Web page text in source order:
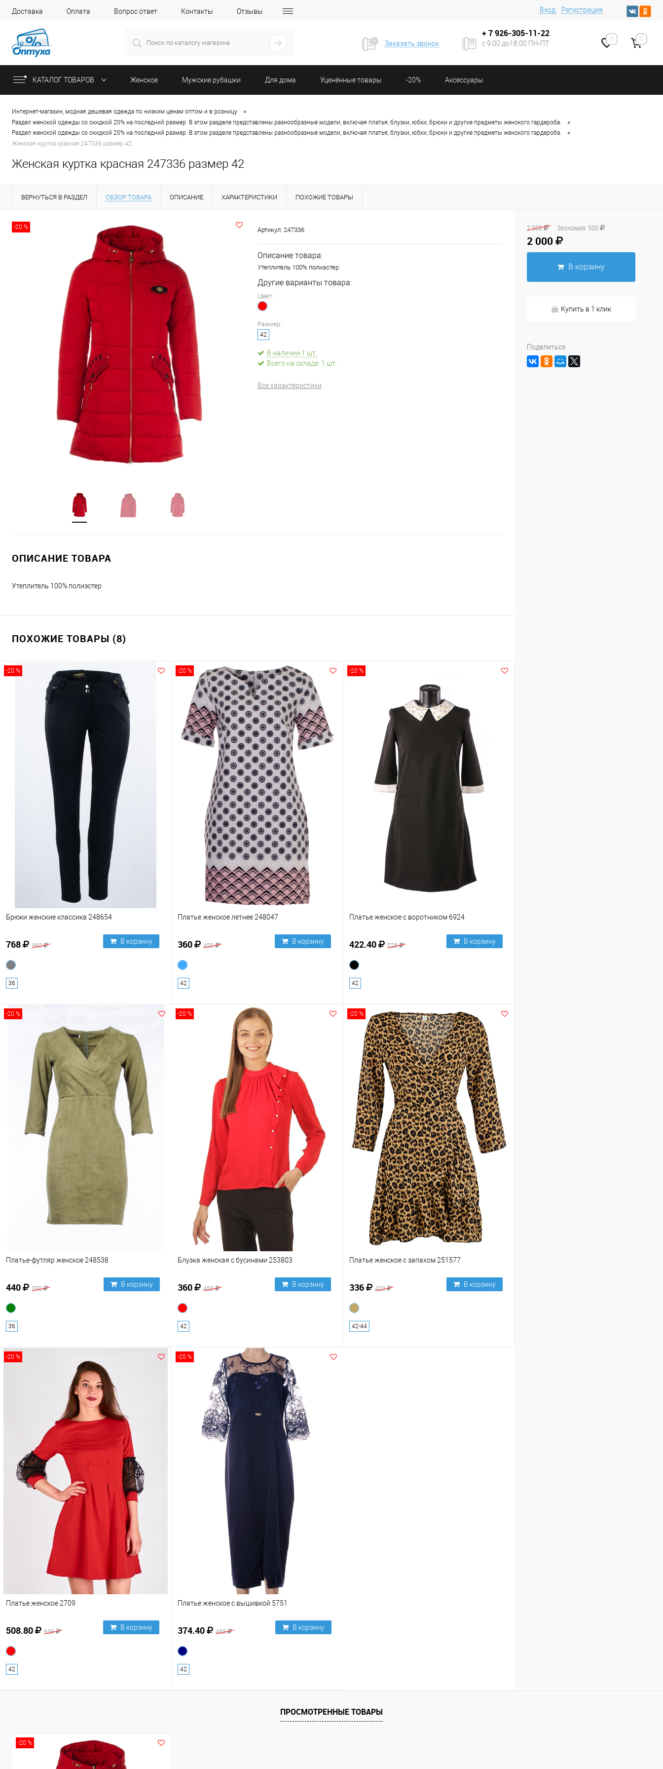
Доставка Оплата Вопрос ответ Контакты Отзывы Вход Регистрация
Заказать звонок
+ 7926-305-11-22
с 9:00 до18:00 ПН-ПТ
0 0
КАТАЛОГ ТОВАРОВ Женское Мужские рубашки Для дома Уценённые товары -20% Аксессуары
Интернет-магазин, модная дешевая одежда по низким ценам оптом и в розницу •
Раздел женской одежды со скидкой 20% на последний размер. В этом разделе представлены разнообразные модели, включая платья, блузки, юбки, брюки и другие предметы женского гардероба. •
Раздел женской одежды со скидкой 20% на последний размер. В этом разделе представлены разнообразные модели, включая платья, блузки, юбки, брюки и другие предметы женского гардероба. •
Женская куртка красная 247336 размер 42
Женская куртка красная 247336 размер 42
ВЕРНУТЬСЯ В РАЗДЕЛ ОБЗОР ТОВАРА ОПИСАНИЕ ХАРАКТЕРИСТИКИ ПОХОЖИЕ ТОВАРЫ
-20 % Артикул: 247336
Описание товара:
Утеплитель 100% полиэстер
Другие варианты товара:
Цвет :
Размер :
42
В наличии 1 шт.
Всего на складе: 1 шт.
Все характеристики
ОПИСАНИЕ ТОВАРА
Утеплитель 100% полиэстер
ПОХОЖИЕ ТОВАРЫ (8)
-20 %
Брюки женские классика 248654
768 960
В корзину
36
-20 %
Платье женское летнее 248047
360 450
В корзину
42
-20 %
Платье женское с воротником 6924
422.40 528
В корзину
42
-20 %
Платье-футляр женское 248538
440 550
В корзину
36
-20 %
Блузка женская с бусинами 253803
360 450
В корзину
42
-20 %
Платье женское с запахом 251577
336 420
В корзину
42-44
-20 %
Платье женское 2709
508.80 636
В корзину
42
-20 %
Платье женское с вышивкой 5751
374.40 468
В корзину
42
2 500 Экономия: 500
2 000
В корзину
Купить в 1 клик
Поделиться
ПРОСМОТРЕННЫЕ ТОВАРЫ
-20 %